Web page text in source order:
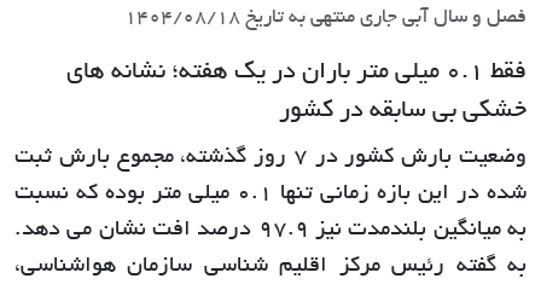
فصل و سال آبی جاری منتهی به تاریخ 1404/08/18
فقط 0.1 میلی متر باران در یک هفته؛ نشانه های
خشکی بی سابقه در کشور
وضعیت بارش کشور در 7 روز گذشته، مجموع بارش ثبت
شده در این بازه زمانی تنها 0.1 میلی متر بوده که نسبت
به میانگین بلندمدت نیز 97.9 درصد افت نشان می دهد.
به گفته رئیس مرکز اقلیم شناسی سازمان هواشناسی،